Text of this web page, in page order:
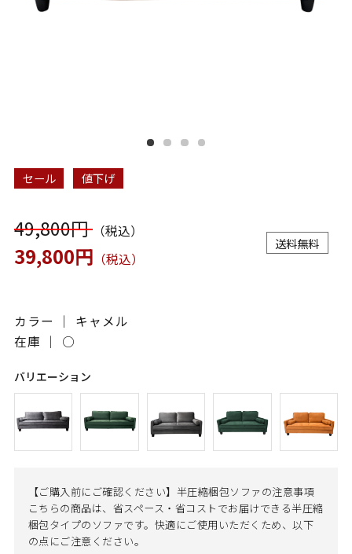
セール 値下げ
49,800円（税込）
39,800円 （税込）
送料無料
カラー ｜ キャメル
在庫 ｜ ○
バリエーション
【ご購入前にご確認ください】半圧縮梱包ソファの注意事項
こちらの商品は、省スペース・省コストでお届けできる半圧縮
梱包タイプのソファです。快適にご使用いただくため、以下
の点にご注意ください。